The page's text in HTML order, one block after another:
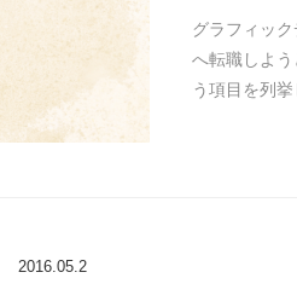
グラフィッ
へ転職しよ
う項目を列
2016.05.2